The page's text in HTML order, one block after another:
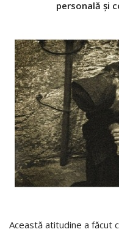
personală şi
Această atitudine a făcut